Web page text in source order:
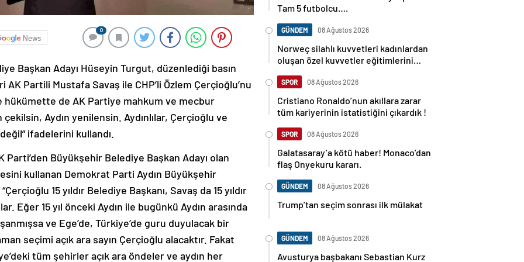
News
0
Başkan Adayı Hüseyin Turgut, düzenlediği basın
Partili Mustafa Savaş ile CHP’li Özlem Çerçioğlu’nu
hükümette de AK Partiye mahkum ve mecbur
Aydın yenilensin. Aydınlılar, Çerçioğlu ve
ifadelerini kullandı.
Büyükşehir Belediye Başkan Adayı olan
kullanan Demokrat Parti Aydın Büyükşehir
15 yıldır Belediye Başkanı, Savaş da 15 yıldır
Eğer 15 yıl önceki Aydın ile bugünkü Aydın arasında
ve Ege’de, Türkiye’de guru duyulacak bir
seçimi açık ara sayın Çerçioğlu alacaktır. Fakat
tüm şehirler açık ara öndeler ve aydın her
Tam 5 futbolcu….
GÜNDEM 08 Ağustos 2026
Norweç silahlı kuvvetleri kadınlardan
oluşan özel kuvvetler eğitimlerini
SPOR 08 Ağustos 2026
Cristiano Ronaldo’nun akıllara zarar
tüm kariyerinin istatistiğini çıkardık !
SPOR 08 Ağustos 2026
Galatasaray’a kötü haber! Monaco’dan
flaş Onyekuru kararı.
GÜNDEM 08 Ağustos 2026
Trump’tan seçim sonrası ilk mülakat
GÜNDEM 08 Ağustos 2026
Avusturya başbakanı Sebastian Kurz